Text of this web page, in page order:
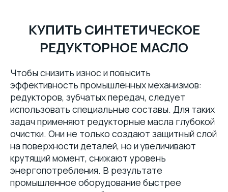
КУПИТЬ СИНТЕТИЧЕСКОЕ
РЕДУКТОРНОЕ МАСЛО
Чтобы снизить износ и повысить
эффективность промышленных механизмов:
редукторов, зубчатых передач, следует
использовать специальные составы. Для таких
задач применяют редукторные масла глубокой
очистки. Они не только создают защитный слой
на поверхности деталей, но и увеличивают
крутящий момент, снижают уровень
энергопотребления. В результате
промышленное оборудование быстрее